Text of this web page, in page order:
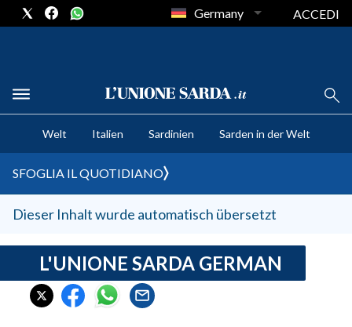
CRONACA SARDEGNA
CAGLIARI
SULCIS IGLESIENTE
MEDIO CAMPIDANO
SASSARI E PROVINCIA
GALLURA
NUORO E PROVINCIA
Germany ACCEDI
Welt Italien Sardinien Sarden in der Welt
SFOGLIA IL QUOTIDIANO
Dieser Inhalt wurde automatisch übersetzt
L'UNIONE SARDA GERMAN